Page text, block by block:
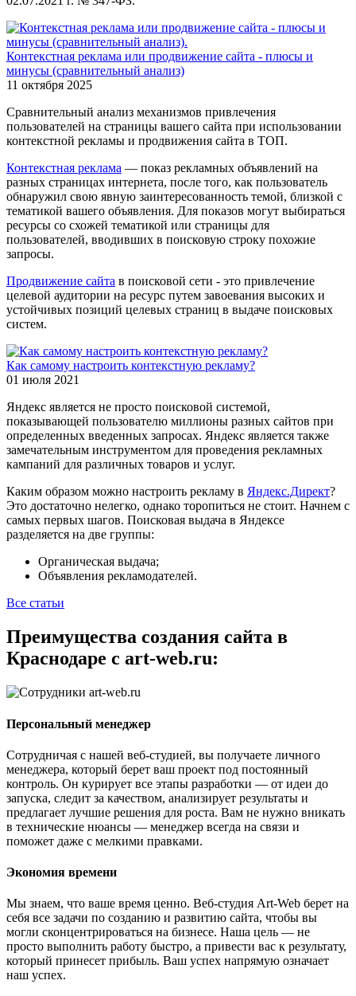
Контекстная реклама или продвижение сайта - плюсы и
минусы (сравнительный анализ)
11 октября 2025
Сравнительный анализ механизмов привлечения
пользователей на страницы вашего сайта при использовании
контекстной рекламы и продвижения сайта в ТОП.
Контекстная реклама — показ рекламных объявлений на
разных страницах интернета, после того, как пользователь
обнаружил свою явную заинтересованность темой, близкой с
тематикой вашего объявления. Для показов могут выбираться
ресурсы со схожей тематикой или страницы для
пользователей, вводивших в поисковую строку похожие
запросы.
Продвижение сайта в поисковой сети - это привлечение
целевой аудитории на ресурс путем завоевания высоких и
устойчивых позиций целевых страниц в выдаче поисковых
систем.
Как самому настроить контекстную рекламу?
01 июля 2021
Яндекс является не просто поисковой системой,
показывающей пользователю миллионы разных сайтов при
определенных введенных запросах. Яндекс является также
замечательным инструментом для проведения рекламных
кампаний для различных товаров и услуг.
Каким образом можно настроить рекламу в Яндекс.Директ?
Это достаточно нелегко, однако торопиться не стоит. Начнем с
самых первых шагов. Поисковая выдача в Яндексе
разделяется на две группы:
Органическая выдача;
Объявления рекламодателей.
Все статьи
Преимущества создания сайта в
Краснодаре с art-web.ru:
Персональный менеджер
Сотрудничая с нашей веб-студией, вы получаете личного
менеджера, который берет ваш проект под постоянный
контроль. Он курирует все этапы разработки — от идеи до
запуска, следит за качеством, анализирует результаты и
предлагает лучшие решения для роста. Вам не нужно вникать
в технические нюансы — менеджер всегда на связи и
поможет даже с мелкими правками.
Экономия времени
Мы знаем, что ваше время ценно. Веб-студия Art-Web берет на
себя все задачи по созданию и развитию сайта, чтобы вы
могли сконцентрироваться на бизнесе. Наша цель — не
просто выполнить работу быстро, а привести вас к результату,
который принесет прибыль. Ваш успех напрямую означает
наш успех.